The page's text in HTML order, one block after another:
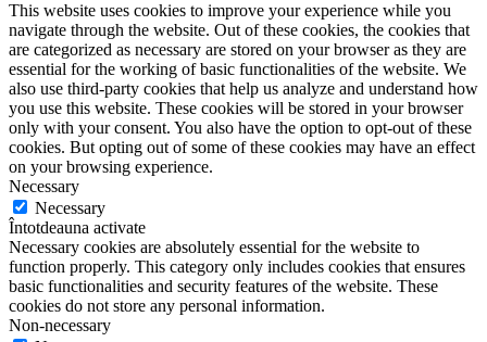
This website uses cookies to improve your experience while you
navigate through the website. Out of these cookies, the cookies that
are categorized as necessary are stored on your browser as they are
essential for the working of basic functionalities of the website. We
also use third-party cookies that help us analyze and understand how
you use this website. These cookies will be stored in your browser
only with your consent. You also have the option to opt-out of these
cookies. But opting out of some of these cookies may have an effect
on your browsing experience.
Necessary
Necessary
Întotdeauna activate
Necessary cookies are absolutely essential for the website to
function properly. This category only includes cookies that ensures
basic functionalities and security features of the website. These
cookies do not store any personal information.
Non-necessary